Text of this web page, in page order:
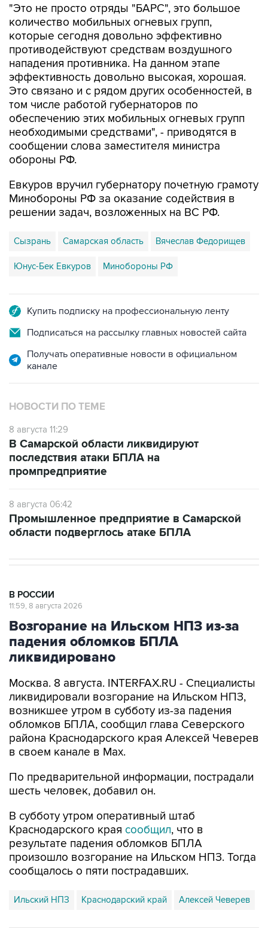
"Это не просто отряды "БАРС", это большое
количество мобильных огневых групп,
которые сегодня довольно эффективно
противодействуют средствам воздушного
нападения противника. На данном этапе
эффективность довольно высокая, хорошая.
Это связано и с рядом других особенностей, в
том числе работой губернаторов по
обеспечению этих мобильных огневых групп
необходимыми средствами", - приводятся в
сообщении слова заместителя министра
обороны РФ.
Евкуров вручил губернатору почетную грамоту
Минобороны РФ за оказание содействия в
решении задач, возложенных на ВС РФ.
Сызрань Самарская область Вячеслав Федорищев
Юнус-Бек Евкуров Минобороны РФ
Купить подписку на профессиональную ленту
Подписаться на рассылку главных новостей сайта
Получать оперативные новости в официальном
канале
НОВОСТИ ПО ТЕМЕ
8 августа 11:29
В Самарской области ликвидируют
последствия атаки БПЛА на
промпредприятие
8 августа 06:42
Промышленное предприятие в Самарской
области подверглось атаке БПЛА
В РОССИИ
11:59, 8 августа 2026
Возгорание на Ильском НПЗ из-за
падения обломков БПЛА
ликвидировано
Москва. 8 августа. INTERFAX.RU - Специалисты
ликвидировали возгорание на Ильском НПЗ,
возникшее утром в субботу из-за падения
обломков БПЛА, сообщил глава Северского
района Краснодарского края Алексей Чеверев
в своем канале в Max.
По предварительной информации, пострадали
шесть человек, добавил он.
В субботу утром оперативный штаб
Краснодарского края сообщил, что в
результате падения обломков БПЛА
произошло возгорание на Ильском НПЗ. Тогда
сообщалось о пяти пострадавших.
Ильский НПЗ Краснодарский край Алексей Чеверев